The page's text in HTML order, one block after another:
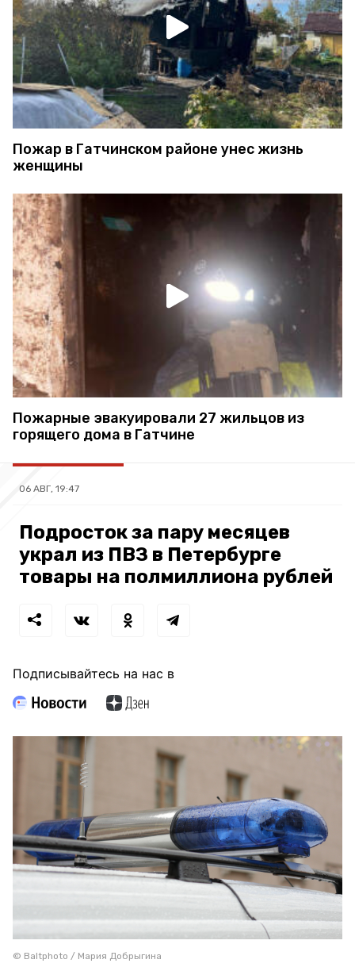
Пожар в Гатчинском районе унес жизнь
женщины
Пожарные эвакуировали 27 жильцов из
горящего дома в Гатчине
06 АВГ, 19:47
Подросток за пару месяцев
украл из ПВЗ в Петербурге
товары на полмиллиона рублей
Подписывайтесь на нас в
© Baltphoto / Мария Добрыгина